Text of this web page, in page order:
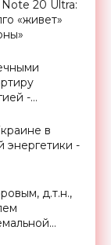
20 Ultra:
«живет»
-
в
энергетики -
д.т.н.,